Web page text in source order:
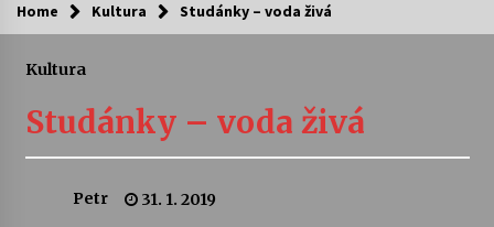
Kam za kulturou?
4. 8. 2026
Vernisáž výstavy Josefíny Duškové: Stávám se
kapkou
Home Kultura Studánky – voda živá
Kultura
Studánky – voda živá
Petr 31. 1. 2019